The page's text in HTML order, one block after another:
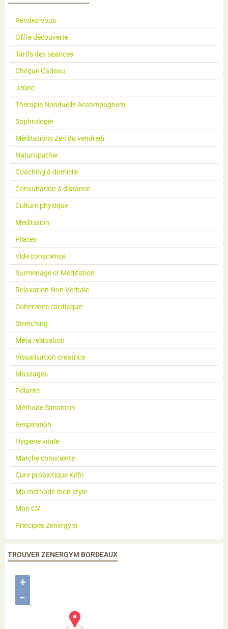
Rendez-vous
Offre découverte
Tarifs des séances
Chèque Cadeau
Jeûne
Thérapie Nonduelle Accompagnem
Sophrologie
Méditations Zen du vendredi
Naturopathie
Coaching à domicile
Consultation à distance
Culture physique
Meditation
Pilates
Vide conscience
Surmenage et Méditation
Relaxation Non Verbale
Coherence cardiaque
Stretching
Méta relaxation
Visualisation creatrice
Massages
Polarité
Méthode Simonton
Respiration
Hygiene vitale
Marche consciente
Cure probiotique Kéfir
Ma méthode mon style
Mon CV
Principes Zenergym
TROUVER ZENERGYM BORDEAUX
+
−